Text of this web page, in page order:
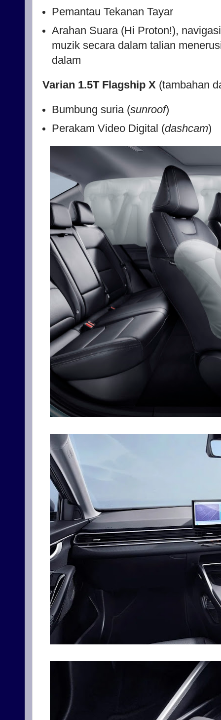
Pemantau Tekanan Tayar
Arahan Suara (Hi Proton!),
muzik secara dalam talian
dalam
Varian 1.5T Flagship X (tambahan
Bumbung suria (sunroof)
Perakam Video Digital (dashcam)